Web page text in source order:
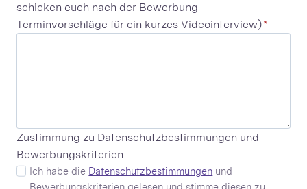
schicken euch nach der Bewerbung
Terminvorschläge für ein kurzes Videointerview)*
Zustimmung zu Datenschutzbestimmungen und
Bewerbungskriterien
Ich habe die Datenschutzbestimmungen und
Bewerbungskriterien gelesen und stimme diesen zu.